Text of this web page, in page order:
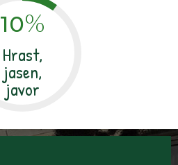
10%
Hrast,
jasen,
javor